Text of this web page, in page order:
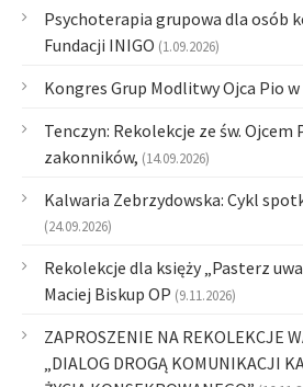
Psychoterapia grupowa dla osób
Fundacji INIGO (1.09.2026)
Kongres Grup Modlitwy Ojca Pio
Tenczyn: Rekolekcje ze św. Ojcem
zakonników, (14.09.2026)
Kalwaria Zebrzydowska: Cykl
(24.09.2026)
Rekolekcje dla księży „Pasterz
Maciej Biskup OP (9.11.2026)
ZAPROSZENIE NA REKOLEKCJE
„DIALOG DROGĄ KOMUNIKACJI